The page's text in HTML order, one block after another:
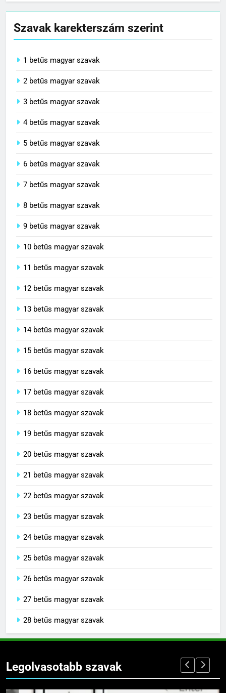
Szavak karekterszám szerint
1 betűs magyar szavak
2 betűs magyar szavak
3 betűs magyar szavak
4 betűs magyar szavak
5 betűs magyar szavak
6 betűs magyar szavak
7 betűs magyar szavak
8 betűs magyar szavak
9 betűs magyar szavak
10 betűs magyar szavak
11 betűs magyar szavak
12 betűs magyar szavak
13 betűs magyar szavak
14 betűs magyar szavak
15 betűs magyar szavak
16 betűs magyar szavak
17 betűs magyar szavak
18 betűs magyar szavak
19 betűs magyar szavak
20 betűs magyar szavak
21 betűs magyar szavak
22 betűs magyar szavak
23 betűs magyar szavak
24 betűs magyar szavak
25 betűs magyar szavak
26 betűs magyar szavak
27 betűs magyar szavak
28 betűs magyar szavak
Legolvasotabb szavak